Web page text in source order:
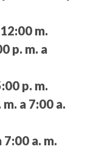
m.
p. m. a
p. m.
a 7:00 a.
7:00 a. m.